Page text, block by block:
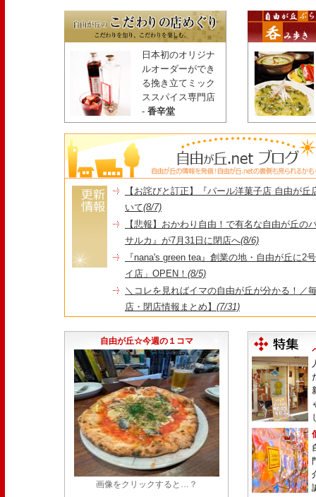
日本初のオリジナ
ルオーダーができ
る挽き立てミック
ススパイス専門店
- 香辛堂
【お詫びと訂正】『パール洋菓子店 自由が
いて(8/7)
【悲報】おかわり自由！で有名な自由が丘の
サルカ』が7月31日に閉店へ(8/6)
『nana's green tea』創業の地・自由が丘に2
イ店」OPEN！ (8/5)
＼コレを見ればイマの自由が丘が分かる！／
店・閉店情報まとめ】 (7/31)
永久パス配布も！
自由が丘☆今週の１コマ
画像をクリックすると…？